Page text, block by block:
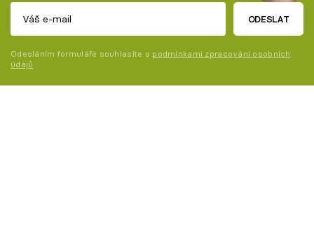
ODESLAT
Odesláním formuláře souhlasíte s podmínkami zpracování osobních
údajů